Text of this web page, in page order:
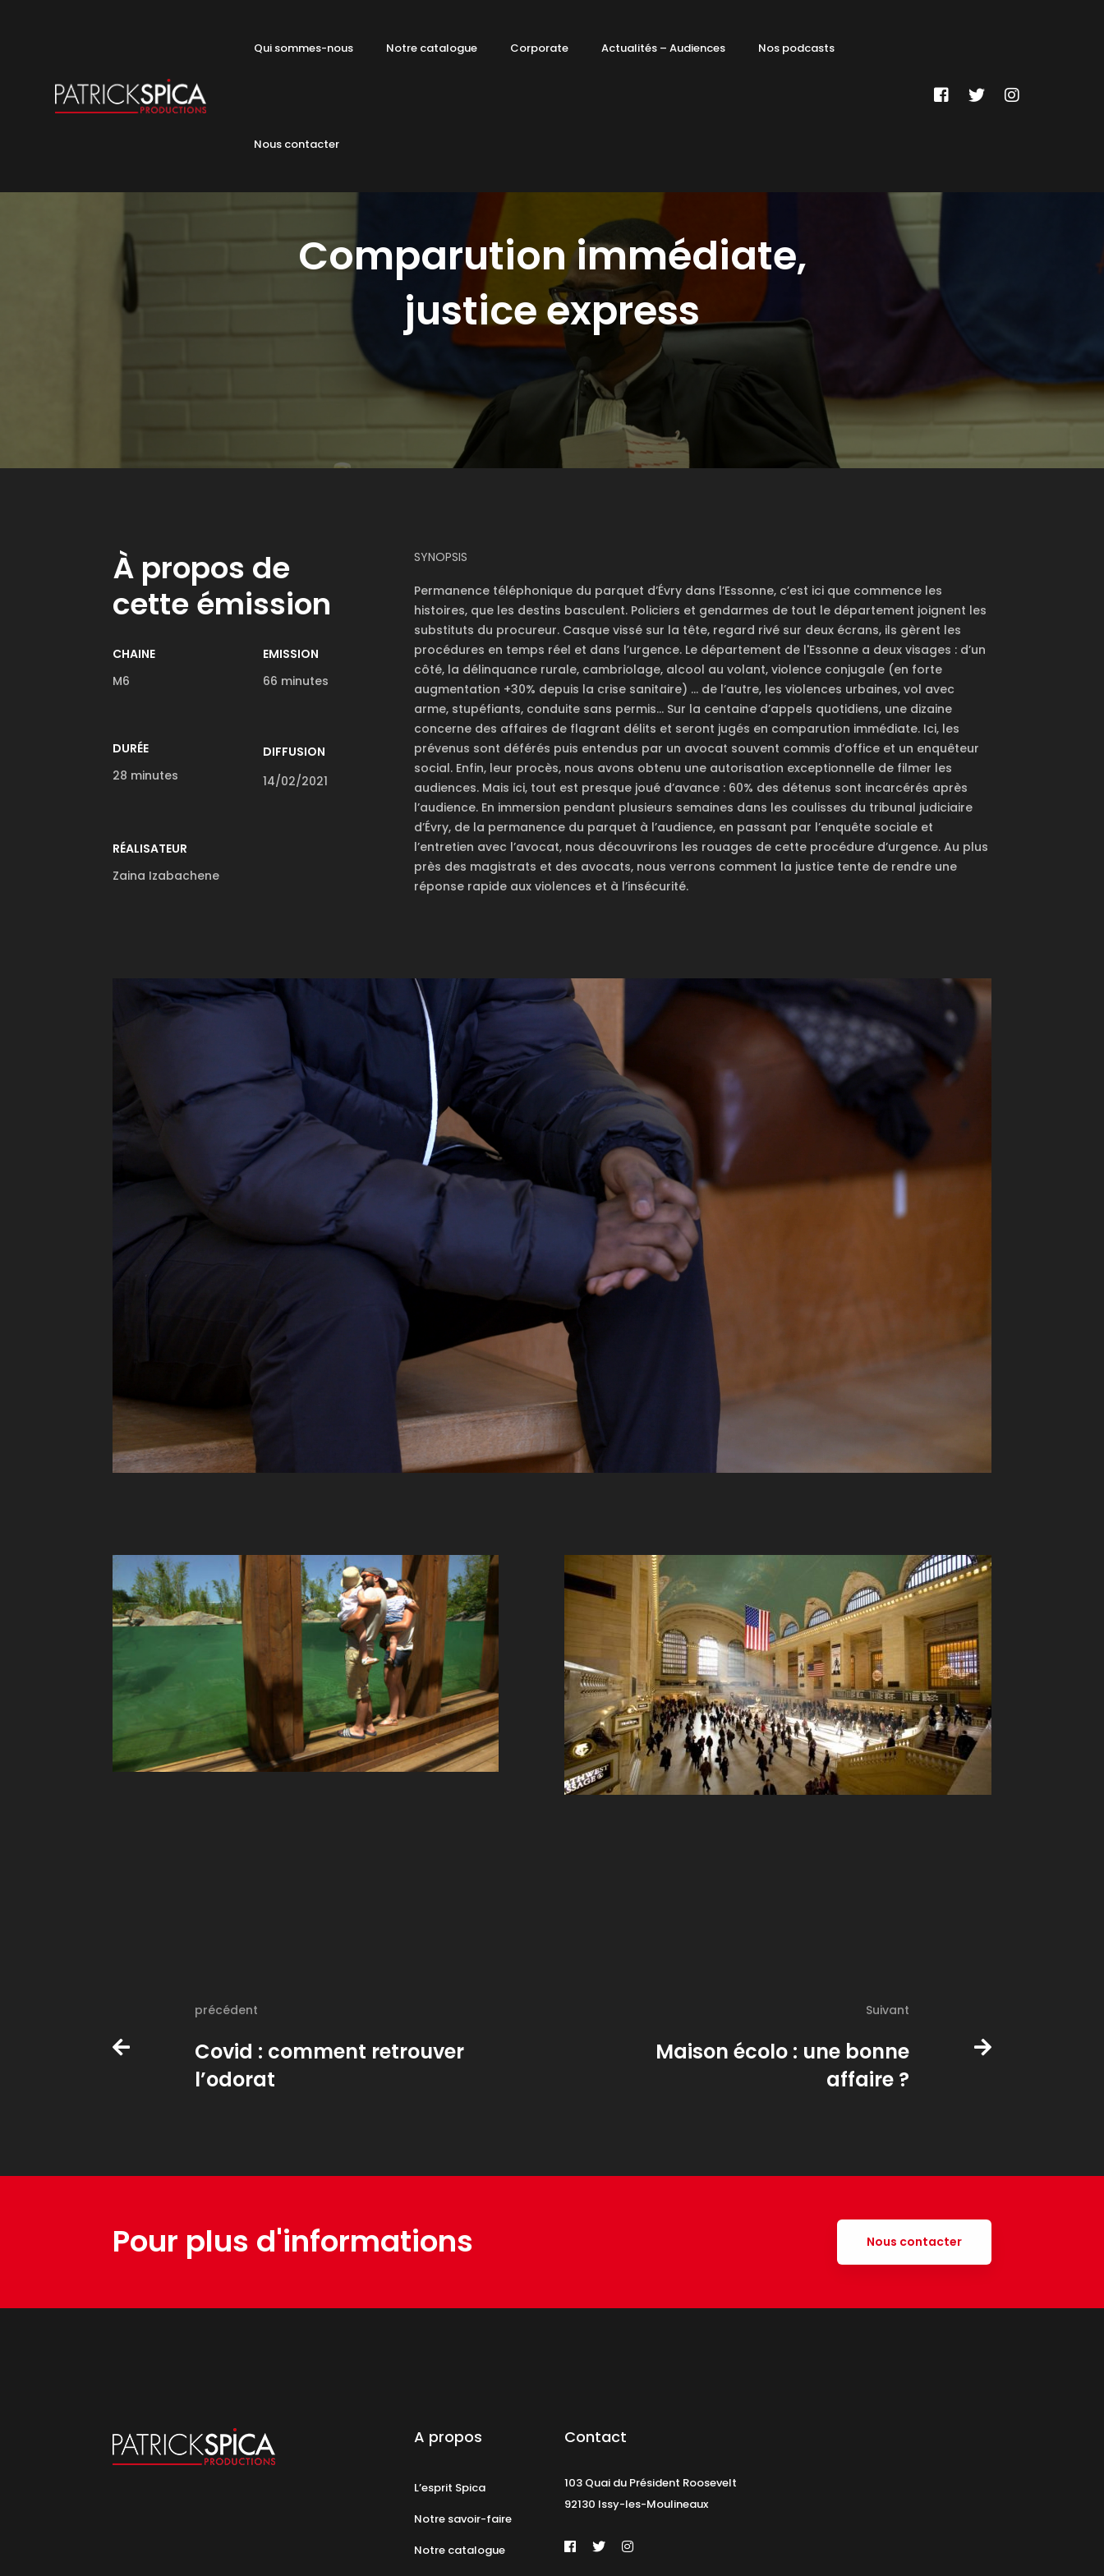
Qui sommes-nous Notre catalogue Corporate Actualités – Audiences Nos podcasts
Nous contacter
Comparution immédiate,
justice express
À propos de
cette émission
CHAINE
M6
EMISSION
66 minutes
DURÉE
28 minutes
DIFFUSION
14/02/2021
RÉALISATEUR
Zaina Izabachene
SYNOPSIS
Permanence téléphonique du parquet d’Évry dans l’Essonne, c’est ici que commence les
histoires, que les destins basculent. Policiers et gendarmes de tout le département joignent les
substituts du procureur. Casque vissé sur la tête, regard rivé sur deux écrans, ils gèrent les
procédures en temps réel et dans l’urgence. Le département de l'Essonne a deux visages : d’un
côté, la délinquance rurale, cambriolage, alcool au volant, violence conjugale (en forte
augmentation +30% depuis la crise sanitaire) … de l’autre, les violences urbaines, vol avec
arme, stupéfiants, conduite sans permis… Sur la centaine d’appels quotidiens, une dizaine
concerne des affaires de flagrant délits et seront jugés en comparution immédiate. Ici, les
prévenus sont déférés puis entendus par un avocat souvent commis d’office et un enquêteur
social. Enfin, leur procès, nous avons obtenu une autorisation exceptionnelle de filmer les
audiences. Mais ici, tout est presque joué d’avance : 60% des détenus sont incarcérés après
l’audience. En immersion pendant plusieurs semaines dans les coulisses du tribunal judiciaire
d’Évry, de la permanence du parquet à l’audience, en passant par l’enquête sociale et
l’entretien avec l’avocat, nous découvrirons les rouages de cette procédure d’urgence. Au plus
près des magistrats et des avocats, nous verrons comment la justice tente de rendre une
réponse rapide aux violences et à l’insécurité.
précédent
Covid : comment retrouver
l’odorat
Suivant
Maison écolo : une bonne
affaire ?
Pour plus d'informations Nous contacter
A propos
L’esprit Spica
Notre savoir-faire
Notre catalogue
Contact
103 Quai du Président Roosevelt
92130 Issy-les-Moulineaux